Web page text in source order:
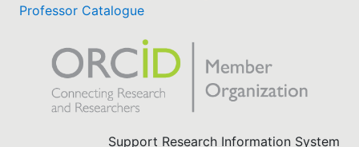
Professor Catalogue
Support Research Information System